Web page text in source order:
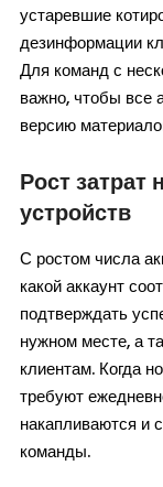
устаревшие
дезинформации
Для команд с
важно, чтобы все
версию
Рост затрат
устройств
С ростом числа
какой аккаунт
подтверждать
нужном месте, а
клиентам. Когда
требуют
накапливаются и
команды.